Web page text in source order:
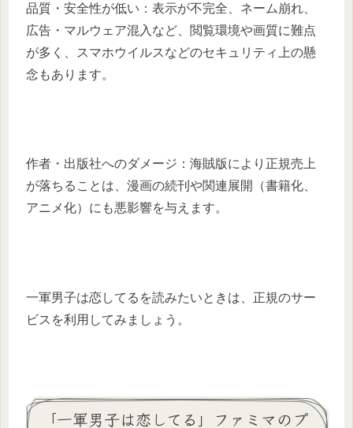
品質・安全性が低い：表示が不完全、ネーム崩れ、
広告・マルウェア混入など、閲覧環境や画質に難点
が多く、スマホウイルスなどのセキュリティ上の懸
念もあります。
作者・出版社へのダメージ：海賊版により正規売上
が落ちることは、漫画の続刊や関連展開（書籍化、
アニメ化）にも悪影響を与えます。
一軍男子は恋してるを読みたいときは、正規のサー
ビスを利用してみましょう。
「一軍男子は恋してる」ファミマのプ